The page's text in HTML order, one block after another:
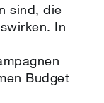
sind, die
In
Budget